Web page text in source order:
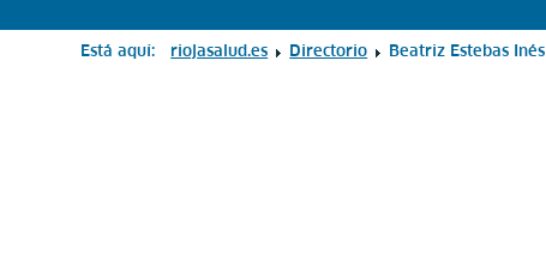
Está aquí: riojasalud.es Directorio Beatriz Estebas Inés